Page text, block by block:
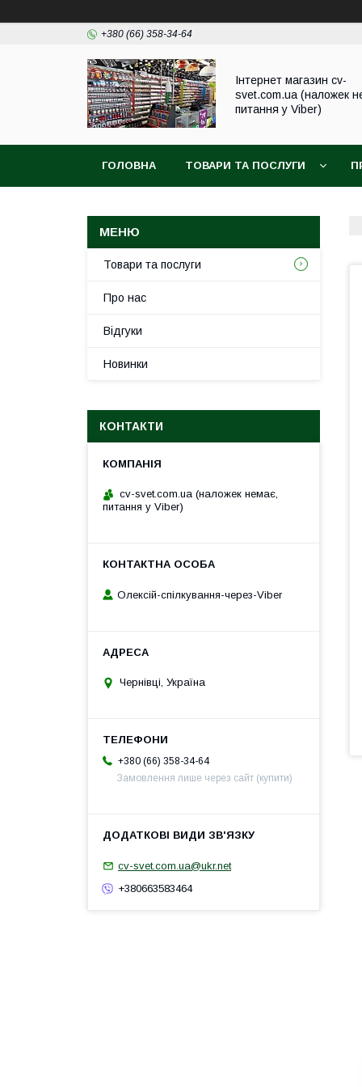
+380 (66) 358-34-64
Інтернет магазин cv-
svet.com.ua (наложек
питання у Viber)
ГОЛОВНА ТОВАРИ ТА ПОСЛУГИ
Товари та послуги
Про нас
Відгуки
Новинки
КОНТАКТИ
cv-svet.com.ua (наложек немає,
питання у Viber)
Олексій-спілкування-через-Viber
Чернівці, Україна
+380 (66) 358-34-64
Замовлення лише через сайт (купити)
cv-svet.com.ua@ukr.net
+380663583464